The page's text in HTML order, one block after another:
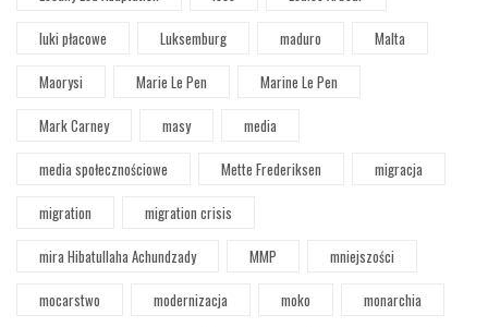
luki płacowe
Luksemburg maduro
Malta
Maorysi
Marie Le Pen
Marine Le Pen
Mark Carney
masy
media
media społecznościowe
Mette Frederiksen
migracja
migration
migration crisis
mira Hibatullaha Achundzady
MMP
mniejszości
mocarstwo
modernizacja moko
monarchia